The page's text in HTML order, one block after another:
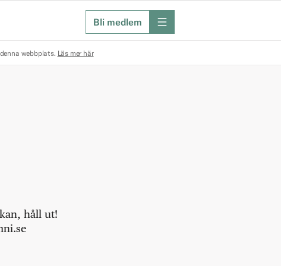
Bli medlem meny
webbplats. Läs mer här
håll ut!